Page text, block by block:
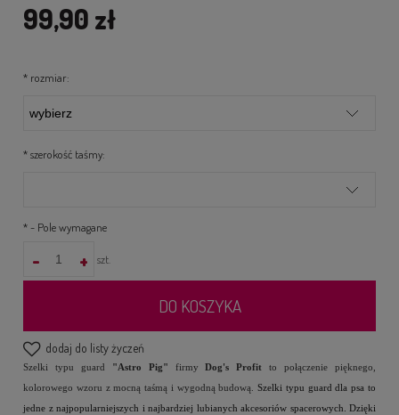
99,90 zł
* rozmiar:
*szerokość taśmy:
*- Pole wymagane
+
- szt.
DO KOSZYKA
dodaj do listy życzeń
Szelki typu guard "Astro Pig" firmyDog's Profit to połączenie pięknego,
kolorowego wzoru z mocną taśmą i wygodną budową.Szelki typu guard dla psa to
jedne z najpopularniejszych i najbardziej lubianych akcesoriów spacerowych. Dzięki